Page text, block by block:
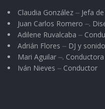
enfrentamiento, tuvo
en medio de los
habían matado.
Después de tres o
Claudia González ⏤ Jefa
Juan Carlos Romero ⏤.
Adilene Ruvalcaba ⏤
Adrián Flores ⏤ DJ y
Mari Aguilar ⏤. Conductora
Iván Nieves ⏤ Conductor